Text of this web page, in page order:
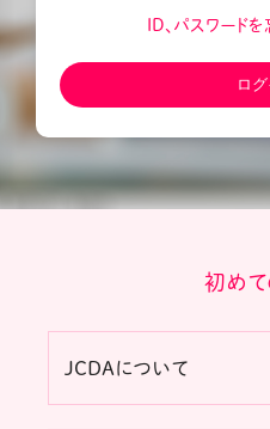
ID、パスワード
初め
JCDAについて